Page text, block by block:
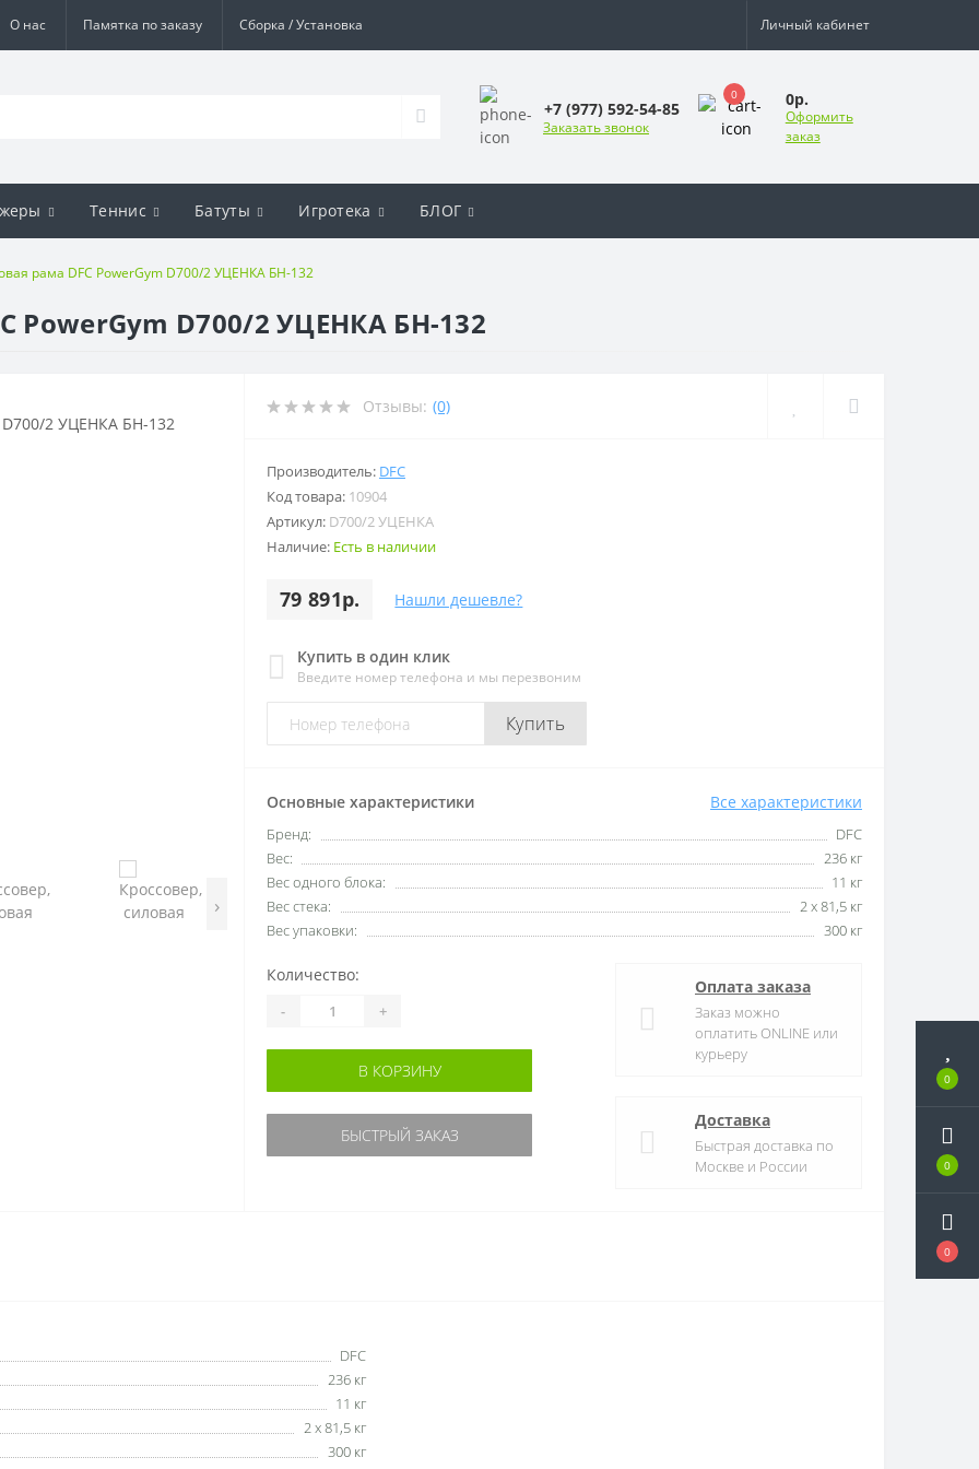
0
0
0
О нас Памятка по заказу Сборка / Установка Личный кабинет
+7 (977) 592-54-85
Заказать звонок
0 0р.
Оформить
заказ
Теннис Батуты Игротека БЛОГ
рама DFC PowerGym D700/2 УЦЕНКА БН-132
PowerGym D700/2 УЦЕНКА БН-132
›
Отзывы: (0)
Производитель: DFC
Код товара: 10904
Артикул: D700/2 УЦЕНКА
Наличие: Есть в наличии
79 891р. Нашли дешевле?
Купить в один клик
Введите номер телефона и мы перезвоним
Купить
Основные характеристики Все характеристики
Бренд:
DFC
Вес:
236 кг
Вес одного блока:
11 кг
Вес стека:
2 х 81,5 кг
Вес упаковки:
300 кг
Количество:
- +
В КОРЗИНУ
БЫСТРЫЙ ЗАКАЗ
Оплата заказа
Заказ можно
оплатить ONLINE или
курьеру
Доставка
Быстрая доставка по
Москве и России
DFC
236 кг
11 кг
2 х 81,5 кг
300 кг